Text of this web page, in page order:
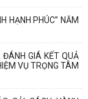
HẠNH PHÚC” NĂM
ĐÁNH GIÁ KẾT QUẢ
VỤ TRỌNG TÂM